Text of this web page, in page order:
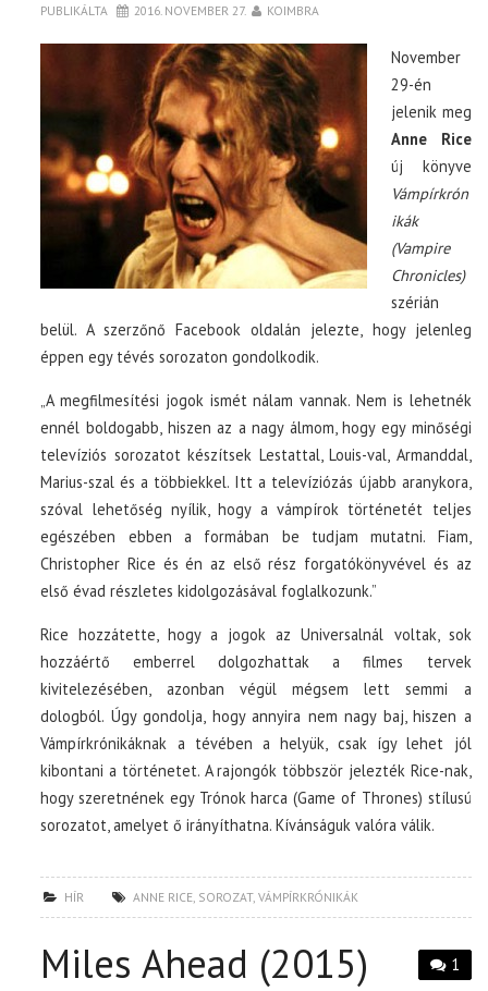
PUBLIKÁLTA 2016. NOVEMBER 27. KOIMBRA
November
29-én
jelenik meg
Anne Rice
új könyve
Vámpírkrón
ikák
(Vampire
Chronicles)
szérián
belül. A szerzőnő Facebook oldalán jelezte, hogy jelenleg
éppen egy tévés sorozaton gondolkodik.
„A megfilmesítési jogok ismét nálam vannak. Nem is lehetnék
ennél boldogabb, hiszen az a nagy álmom, hogy egy minőségi
televíziós sorozatot készítsek Lestattal, Louis-val, Armanddal,
Marius-szal és a többiekkel. Itt a televíziózás újabb aranykora,
szóval lehetőség nyílik, hogy a vámpírok történetét teljes
egészében ebben a formában be tudjam mutatni. Fiam,
Christopher Rice és én az első rész forgatókönyvével és az
első évad részletes kidolgozásával foglalkozunk.”
Rice hozzátette, hogy a jogok az Universalnál voltak, sok
hozzáértő emberrel dolgozhattak a filmes tervek
kivitelezésében, azonban végül mégsem lett semmi a
dologból. Úgy gondolja, hogy annyira nem nagy baj, hiszen a
Vámpírkrónikáknak a tévében a helyük, csak így lehet jól
kibontani a történetet. A rajongók többször jelezték Rice-nak,
hogy szeretnének egy Trónok harca (Game of Thrones) stílusú
sorozatot, amelyet ő irányíthatna. Kívánságuk valóra válik.
HÍR ANNE RICE, SOROZAT,VÁMPÍRKRÓNIKÁK
1
Miles Ahead (2015)